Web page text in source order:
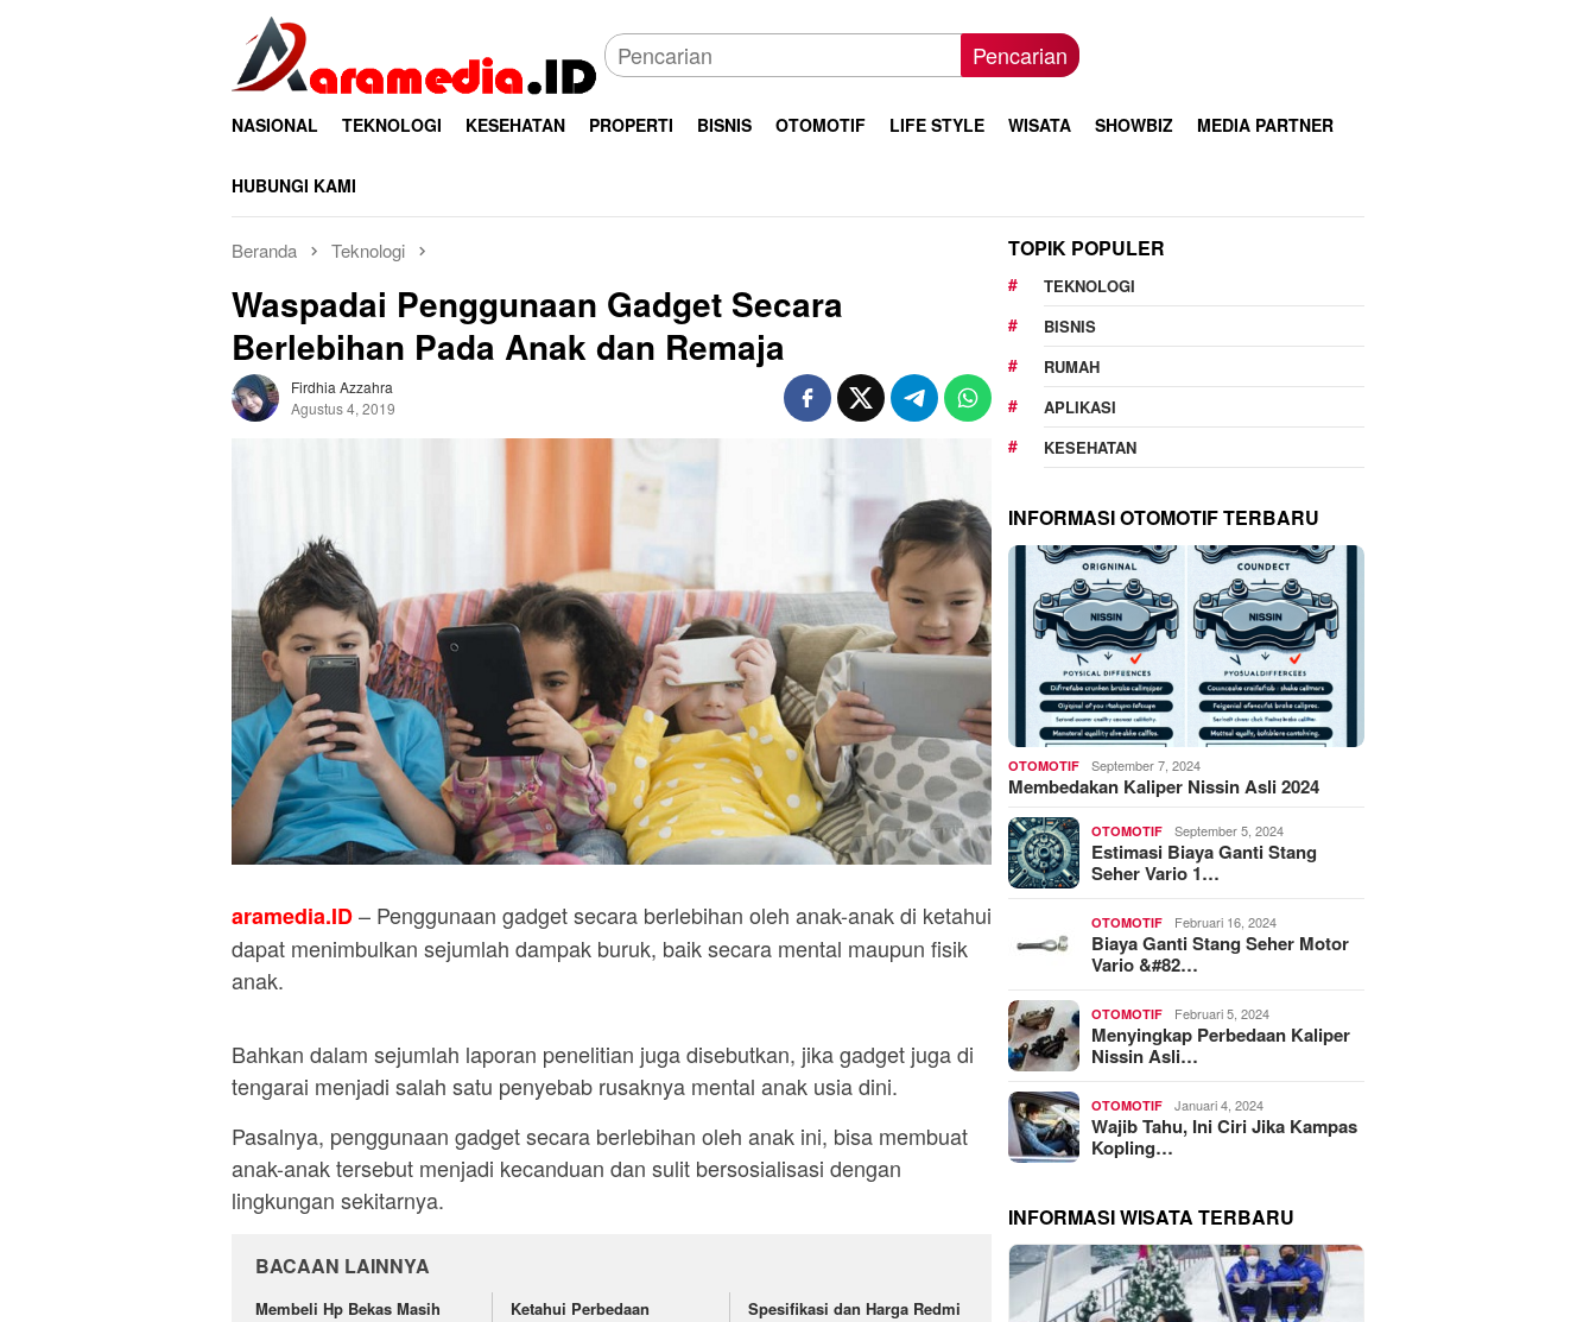
Pencarian
NASIONAL TEKNOLOGI KESEHATAN PROPERTI BISNIS OTOMOTIF LIFE STYLE WISATA SHOWBIZ MEDIA PARTNER
HUBUNGI KAMI
Beranda Teknologi
Waspadai Penggunaan Gadget Secara
Berlebihan Pada Anak dan Remaja
Firdhia Azzahra
Agustus 4, 2019
aramedia.ID– Penggunaan gadget secara berlebihan oleh anak-anak di ketahui
dapat menimbulkan sejumlah dampak buruk, baik secara mental maupun fisik
anak.
Bahkan dalam sejumlah laporan penelitian juga disebutkan, jika gadget juga di
tengarai menjadi salah satu penyebab rusaknya mental anak usia dini.
Pasalnya, penggunaan gadget secara berlebihan oleh anak ini, bisa membuat
anak-anak tersebut menjadi kecanduan dan sulit bersosialisasi dengan
lingkungan sekitarnya.
BACAAN LAINNYA
Membeli Hp Bekas Masih
Ketahui Perbedaan
Spesifikasi dan Harga Redmi
TOPIK POPULER
TEKNOLOGI
BISNIS
RUMAH
APLIKASI
KESEHATAN
INFORMASI OTOMOTIF TERBARU
OTOMOTIF September 7, 2024
Membedakan Kaliper Nissin Asli 2024
OTOMOTIF September 5, 2024
Estimasi Biaya Ganti Stang
Seher Vario 1…
OTOMOTIF Februari 16, 2024
Biaya Ganti Stang Seher Motor
Vario &#82…
OTOMOTIF Februari 5, 2024
Menyingkap Perbedaan Kaliper
Nissin Asli…
OTOMOTIF Januari 4, 2024
Wajib Tahu, Ini Ciri Jika Kampas
Kopling…
INFORMASI WISATA TERBARU